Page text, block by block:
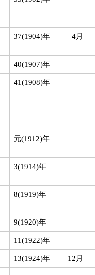
37(1904)年 4月
40(1907)年
41(1908)年
元(1912)年
3(1914)年
8(1919)年
9(1920)年
11(1922)年
13(1924)年 12月